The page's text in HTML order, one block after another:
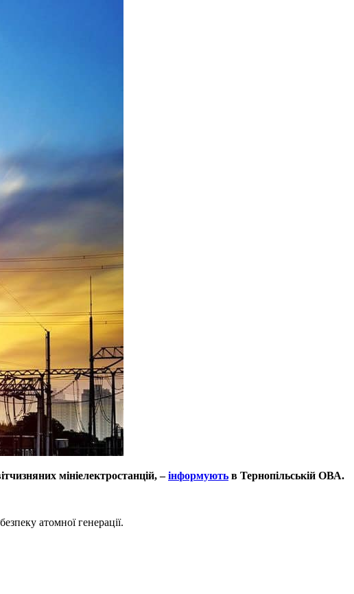
мініелектростанцій, –інформують в Тернопільській ОВА.
атомної генерації.